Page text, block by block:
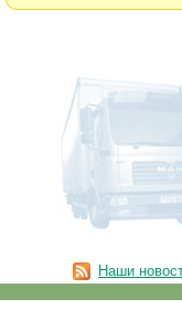
Наши